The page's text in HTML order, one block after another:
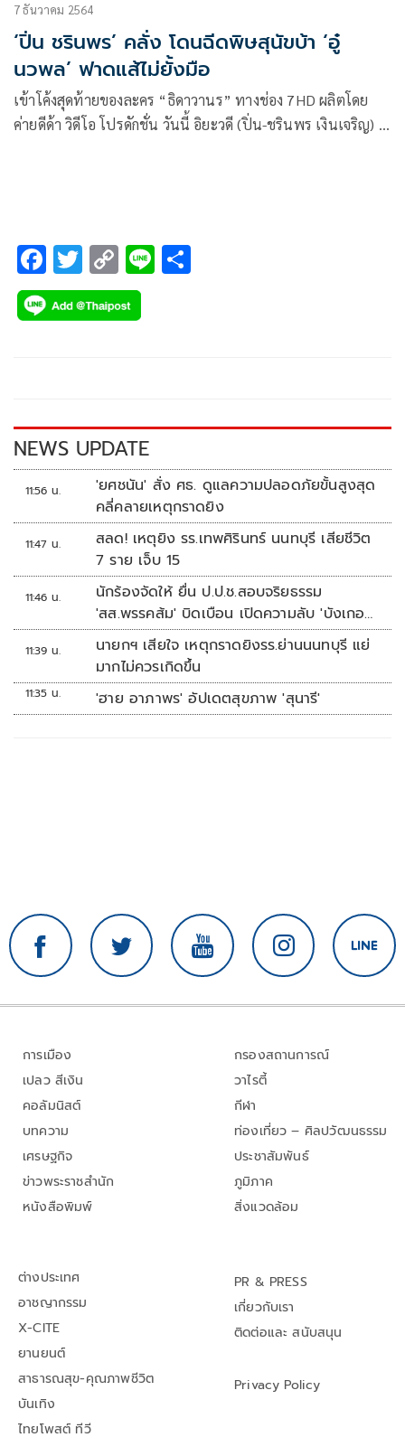
7 ธันวาคม 2564
‘ปิ่น ชรินพร’ คลั่ง โดนฉีดพิษสุนัขบ้า ‘อู๋
นวพล’ ฟาดแส้ไม่ยั้งมือ
เข้าโค้งสุดท้ายของละคร “ธิดาวานร” ทางช่อง 7HD ผลิตโดย
ค่ายดีด้า วิดีโอ โปรดักชั่น วันนี้ อิยะวดี (ปิ่น-ชรินพร เงินเจริญ) ก็
F
ac
e
k
T
wi
tt
C
o
p
k
Li
NEWS UPDATE
11:56 น.
'ยศชนัน' สั่ง ศธ. ดูแลความปลอดภัยขั้นสูงสุด
คลี่คลายเหตุกราดยิง
11:47 น.
สลด! เหตุยิง รร.เทพศิรินทร์ นนทบุรี เสียชีวิต
7 ราย เจ็บ 15
11:46 น.
นักร้องจัดให้ ยื่น ป.ป.ช.สอบจริยธรรม
'สส.พรรคส้ม' บิดเบือน เปิดความลับ 'บังเกอร์
ทหาร'
11:39 น.
นายกฯ เสียใจ เหตุกราดยิงรร.ย่านนนทบุรี แย่
มากไม่ควรเกิดขึ้น
11:35 น. 'ฮาย อาภาพร' อัปเดตสุขภาพ 'สุนารี'
การเมือง
เปลว สีเงิน
คอลัมนิสต์
บทความ
เศรษฐกิจ
ข่าวพระราชสำนัก
หนังสือพิมพ์
กรองสถานการณ์
วาไรตี้
กีฬา
ท่องเที่ยว – ศิลปวัฒนธรรม
ประชาสัมพันธ์
ภูมิภาค
สิ่งแวดล้อม
ต่างประเทศ
อาชญากรรม
X-CITE
ยานยนต์
สาธารณสุข-คุณภาพชีวิต
บันเทิง
ไทยโพสต์ ทีวี
PR & PRESS
เกี่ยวกับเรา
ติดต่อและ สนับสนุน
Privacy Policy